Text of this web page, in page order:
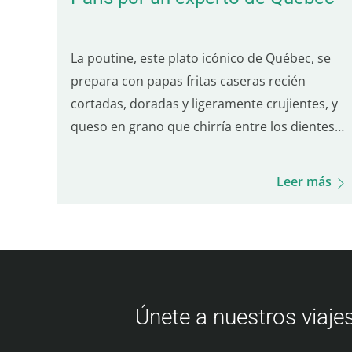
La poutine, este plato icónico de Québec, se
prepara con papas fritas caseras recién
cortadas, doradas y ligeramente crujientes, y
queso en grano que chirría entre los dientes,
sutilmente salada. Es el equilibrio de estos
que disfrutes de una verdadera poutine en
Leer más
Únete a nuestros